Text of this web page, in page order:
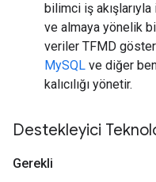
bilimci iş
ve almaya yönelik
veriler TFMD
MySQL ve diğer
kalıcılığı yönetir.
Destekleyici
Gerekli